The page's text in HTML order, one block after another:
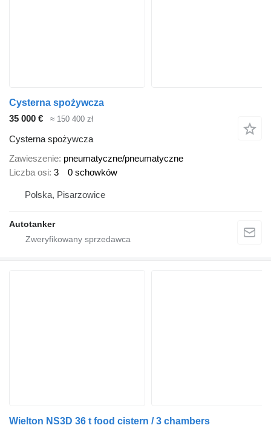
Cysterna spożywcza
35 000 €
≈ 150 400 zł
Cysterna spożywcza
Zawieszenie pneumatyczne/pneumatyczne
Liczba osi 3 0 schowków
Polska, Pisarzowice
Autotanker
Wielton NS3D 36 t food cistern / 3 chambers